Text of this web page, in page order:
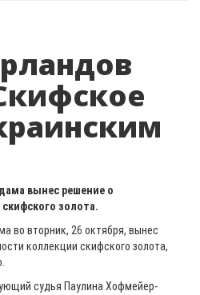
вынес решение о
золота.
во вторник, 26 октября, вынес
коллекции скифского золота,
судья Паулина Хофмейер-